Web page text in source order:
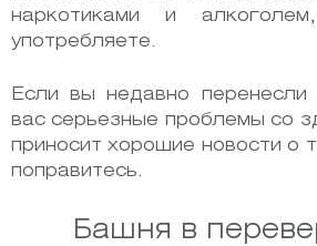
наркотиками и
употребляете.
Если вы недавно
вас серьезные проблемы со
приносит хорошие новости о
поправитесь.
Башня в